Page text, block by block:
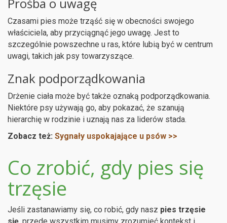
Czasami pies może trząść się w obecności swojego
właściciela, aby przyciągnąć jego uwagę. Jest to
szczególnie powszechne u ras, które lubią być w centrum
uwagi, takich jak psy towarzyszące.
Znak podporządkowania
Drżenie ciała może być także oznaką podporządkowania.
Niektóre psy używają go, aby pokazać, że szanują
hierarchię w rodzinie i uznają nas za liderów stada.
Zobacz też: Sygnały uspokajające u psów >>
Co zrobić, gdy pies się
trzęsie
Jeśli zastanawiamy się, co robić, gdy nasz pies trzęsie